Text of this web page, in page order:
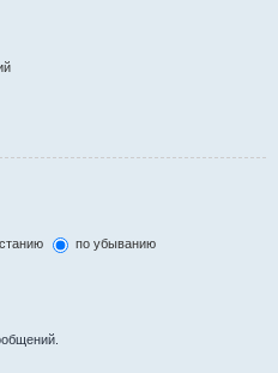
по убыванию